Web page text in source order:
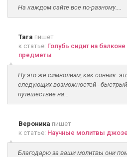
На каждом сайте все по-разному....
Tara пишет
к статье: Голубь сидит на
предметы
Ну это же символизм, как сонник:
следующих возможностей -
путешествие на...
Вероника пишет
к статье: Научные молитвы
Благодарю за ваши молитвы они